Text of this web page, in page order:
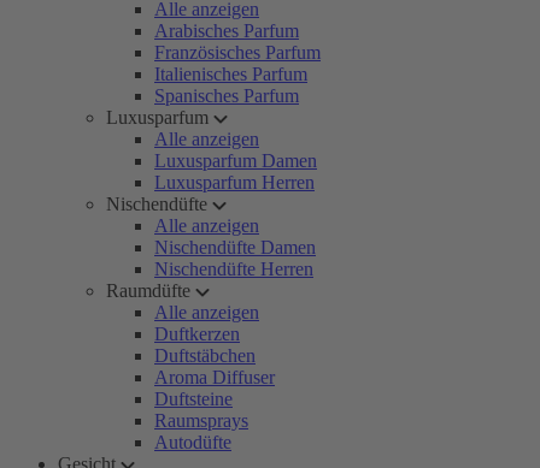
Alle anzeigen
Arabisches Parfum
Französisches Parfum
Italienisches Parfum
Spanisches Parfum
Luxusparfum
Alle anzeigen
Luxusparfum Damen
Luxusparfum Herren
Nischendüfte
Alle anzeigen
Nischendüfte Damen
Nischendüfte Herren
Raumdüfte
Alle anzeigen
Duftkerzen
Duftstäbchen
Aroma Diffuser
Duftsteine
Raumsprays
Autodüfte
Gesicht